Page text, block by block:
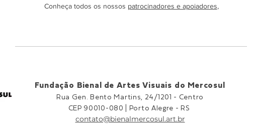
Conheça todos os nossos patrocinadores e apoiadores,
Fundação Bienal de Artes Visuais do Mercosul
Rua Gen. Bento Martins, 24/1201 - Centro
CEP 90010-080 |
Porto Alegre - RS
contato@bienalmercosul.art.br